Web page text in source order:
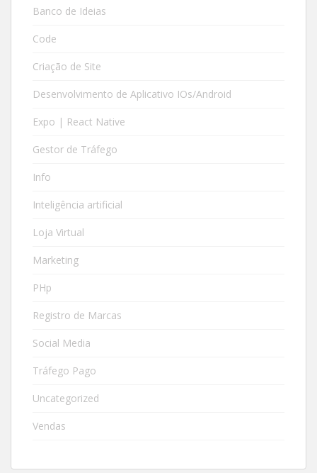
Banco de Ideias
Code
Criação de Site
Desenvolvimento de Aplicativo IOs/Android
Expo | React Native
Gestor de Tráfego
Info
Inteligência artificial
Loja Virtual
Marketing
PHp
Registro de Marcas
Social Media
Tráfego Pago
Uncategorized
Vendas